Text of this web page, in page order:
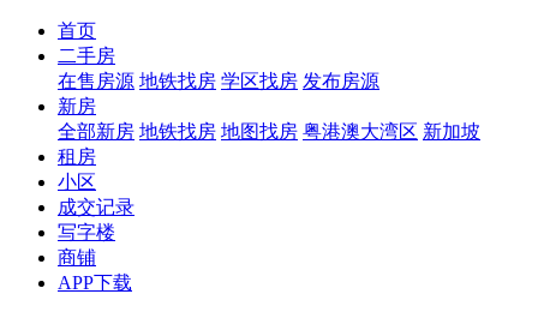
首页
二手房
在售房源 地铁找房 学区找房 发布房源
新房
全部新房 地铁找房 地图找房 粤港澳大湾区 新加坡
租房
小区
成交记录
写字楼
商铺
APP下载